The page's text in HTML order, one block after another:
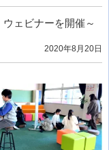
ェビナーを開催～
2020年8月20日